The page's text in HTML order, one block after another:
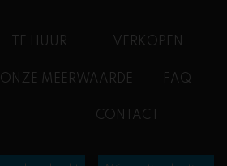
TE HUUR VERKOPEN
ONZE MEERWAARDE FAQ
CONTACT